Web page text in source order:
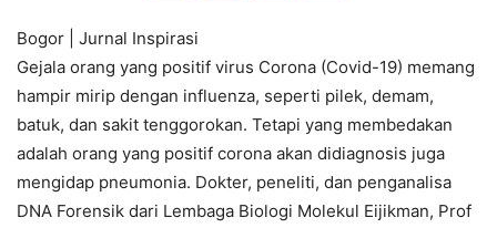
Bogor | Jurnal Inspirasi
Gejala orang yang positif virus Corona (Covid-19) memang
hampir mirip dengan influenza, seperti pilek, demam,
batuk, dan sakit tenggorokan. Tetapi yang membedakan
adalah orang yang positif corona akan didiagnosis juga
mengidap pneumonia. Dokter, peneliti, dan penganalisa
DNA Forensik dari Lembaga Biologi Molekul Eijikman, Prof